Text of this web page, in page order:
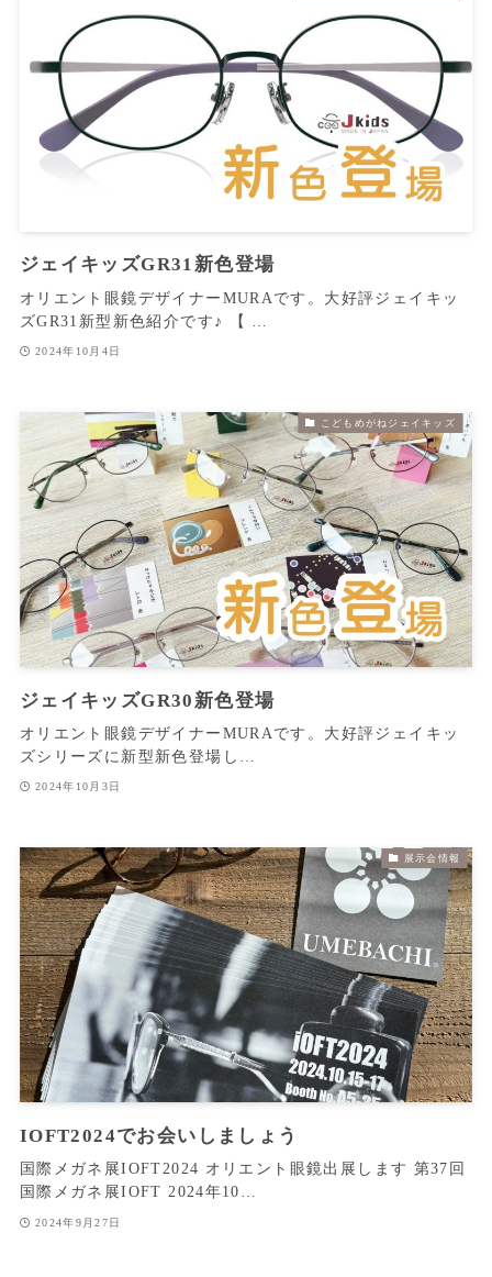
ジェイキッズGR31新色登場
オリエント眼鏡デザイナーMURAです。大好評ジェイキッ
ズGR31新型新色紹介です♪ 【 …
2024年10月4日
こどもめがねジェイキッズ
ジェイキッズGR30新色登場
オリエント眼鏡デザイナーMURAです。大好評ジェイキッ
ズシリーズに新型新色登場し…
2024年10月3日
展示会情報
IOFT2024でお会いしましょう
国際メガネ展IOFT2024 オリエント眼鏡出展します 第37回
国際メガネ展IOFT 2024年10…
2024年9月27日